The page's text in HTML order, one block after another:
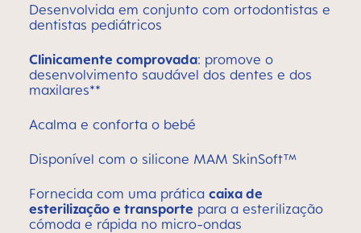
Desenvolvida em conjunto com ortodontistas e
dentistas pediátricos
Clinicamente comprovada: promove o
desenvolvimento saudável dos dentes e dos
maxilares**
Acalma e conforta o bebé
Disponível com o silicone MAM SkinSoft™
Fornecida com uma prática caixa de
esterilização e transporte para a esterilização
cómoda e rápida no micro-ondas